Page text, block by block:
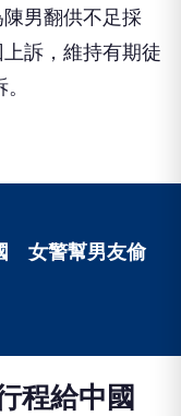
男翻供不足採
訴，維持有期徒
女警幫男友偷
程給中國